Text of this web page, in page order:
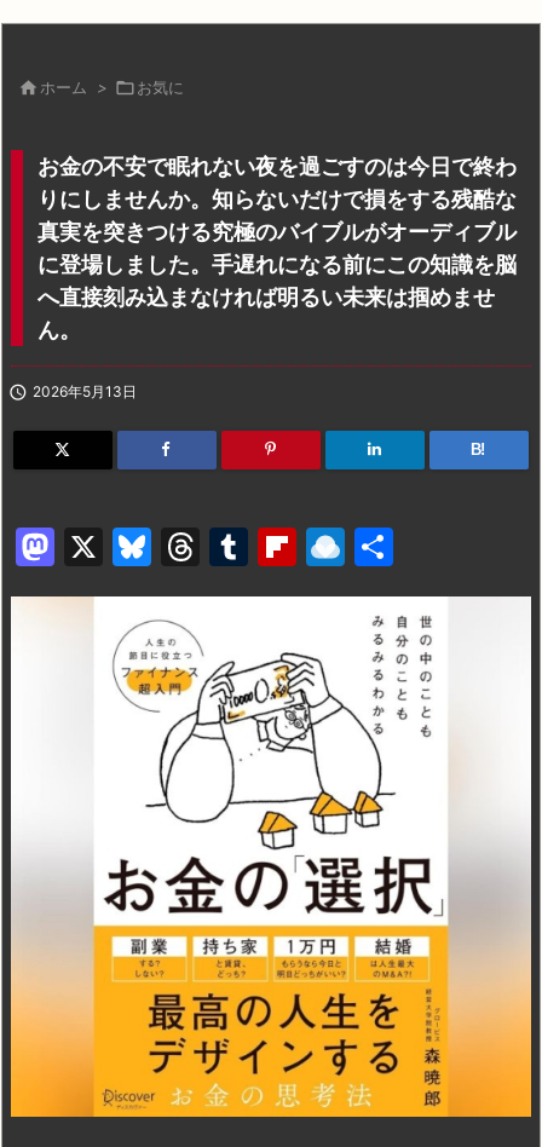
 ホーム > お気に
お金の不安で眠れない夜を過ごすのは今日で終わ
りにしませんか。知らないだけで損をする残酷な
真実を突きつける究極のバイブルがオーディブル
に登場しました。手遅れになる前にこの知識を脳
へ直接刻み込まなければ明るい未来は掴めませ
ん。
 2026年5月13日
B!
M
a
X
Bl
u
e
s
k
y
T
hr
a
d
s
T
u
bl
r
Fl
ip
o
ar
d
R
ai
dr
o
p.
io
有